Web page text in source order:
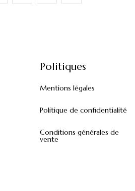
Politiques
Mentions légales
Politique de confidentialité
Conditions générales de
vente